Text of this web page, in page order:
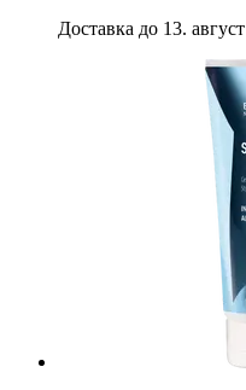
Доставка до 13. август